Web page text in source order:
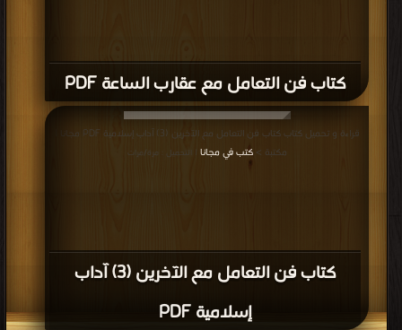
كتاب فن التعامل مع عقارب الساعة PDF
كتاب فن التعامل مع الآخرين (3) آداب
إسلامية PDF
قراءة و تحميل كتاب كتاب فن التعامل مع الآخرين (3) آداب إسلامية PDF مجانا |
مكتبة >كتب في مجانا | التحميل : مرة/مرات